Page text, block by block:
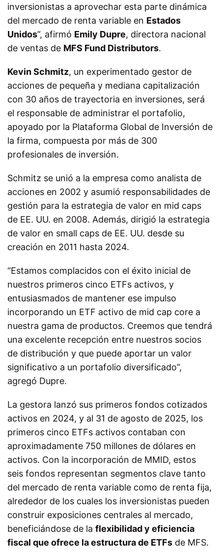
inversionistas a aprovechar esta parte dinámica
del mercado de renta variable en Estados
Unidos”, afirmó Emily Dupre, directora nacional
de ventas de MFS Fund Distributors.
Kevin Schmitz, un experimentado gestor de
acciones de pequeña y mediana capitalización
con 30 años de trayectoria en inversiones, será
el responsable de administrar el portafolio,
apoyado por la Plataforma Global de Inversión de
la firma, compuesta por más de 300
profesionales de inversión.
Schmitz se unió a la empresa como analista de
acciones en 2002 y asumió responsabilidades de
gestión para la estrategia de valor en mid caps
de EE. UU. en 2008. Además, dirigió la estrategia
de valor en small caps de EE. UU. desde su
creación en 2011 hasta 2024.
“Estamos complacidos con el éxito inicial de
nuestros primeros cinco ETFs activos, y
entusiasmados de mantener ese impulso
incorporando un ETF activo de mid cap core a
nuestra gama de productos. Creemos que tendrá
una excelente recepción entre nuestros socios
de distribución y que puede aportar un valor
significativo a un portafolio diversificado”,
agregó Dupre.
La gestora lanzó sus primeros fondos cotizados
activos en 2024, y al 31 de agosto de 2025, los
primeros cinco ETFs activos contaban con
aproximadamente 750 millones de dólares en
activos. Con la incorporación de MMID, estos
seis fondos representan segmentos clave tanto
del mercado de renta variable como de renta fija,
alrededor de los cuales los inversionistas pueden
construir exposiciones centrales al mercado,
beneficiándose de la flexibilidad y eficiencia
fiscal que ofrece la estructura de ETFs de MFS.